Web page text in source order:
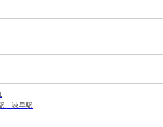
、諫早駅